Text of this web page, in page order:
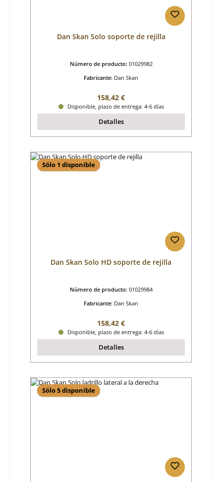
Dan Skan Solo soporte de rejilla
Número de producto: 01029982
Fabricante: Dan Skan
Precio normal:
158,42 €
Disponible, plazo de entrega: 4-6 días
Detalles
Sólo 1 disponible
Dan Skan Solo HD soporte de rejilla
Número de producto: 01029984
Fabricante: Dan Skan
Precio normal:
158,42 €
Disponible, plazo de entrega: 4-6 días
Detalles
Sólo 5 disponible